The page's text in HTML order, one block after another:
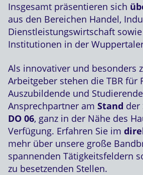
Insgesamt präsentieren sich
aus den Bereichen Handel,
Dienstleistungswirtschaft
Institutionen in der
Als innovativer und besonders
Arbeitgeber stehen die TBR für
Auszubildende und
Ansprechpartner am Stand der
DO 06, ganz in der Nähe des
Verfügung. Erfahren Sie im
mehr über unsere große
spannenden Tätigkeitsfeldern
zu besetzenden Stellen.